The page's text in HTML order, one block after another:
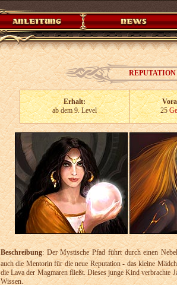
Erhalt:
ab dem 9. Level
25
Beschreibung: Der Mystische Pfad führt durch einen
auch die Mentorin für die neue Reputation - das kleine
die Lava der Magmaren fließt. Dieses junge Kind verbrachte
Wissen.